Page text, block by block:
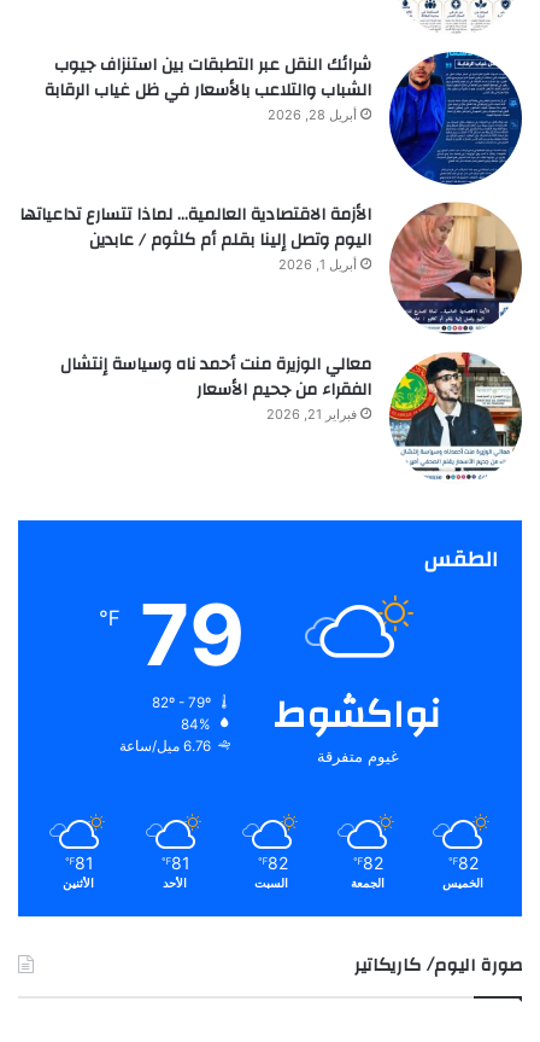
شرائك النقل عبر التطبقات بين استنزاف جيوب
الشباب والتلاعب بالأسعار في ظل غياب الرقابة
أبريل 28, 2026
الأزمة الاقتصادية العالمية… لماذا تتسارع تداعياتها
اليوم وتصل إلينا بقلم أم كلثوم / عابدين
أبريل 1, 2026
معالي الوزيرة منت أحمد ناه وسياسة إنتشال
الفقراء من جحيم الأسعار
فبراير 21, 2026
الطقس
نواكشوط
غيوم متفرقة
79
℉
84%
6.76 ميل/ساعة
82
℉
الخميس
82
℉
الجمعة
82
℉
السبت
81
℉
الأحد
81
℉
الأثنين
صورة اليوم/ كاريكاتير